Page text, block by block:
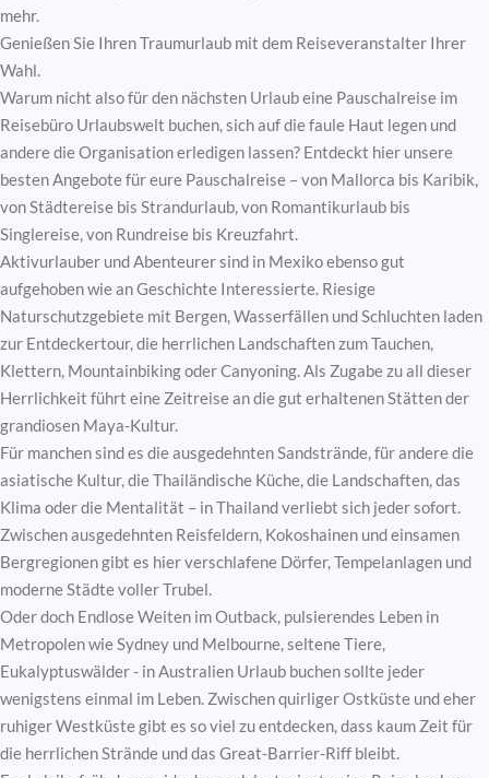
mehr.
Genießen Sie Ihren Traumurlaub mit dem Reiseveranstalter Ihrer
Wahl.
Warum nicht also für den nächsten Urlaub eine Pauschalreise im
Reisebüro Urlaubswelt buchen, sich auf die faule Haut legen und
andere die Organisation erledigen lassen? Entdeckt hier unsere
besten Angebote für eure Pauschalreise – von Mallorca bis Karibik,
von Städtereise bis Strandurlaub, von Romantikurlaub bis
Singlereise, von Rundreise bis Kreuzfahrt.
Aktivurlauber und Abenteurer sind in Mexiko ebenso gut
aufgehoben wie an Geschichte Interessierte. Riesige
Naturschutzgebiete mit Bergen, Wasserfällen und Schluchten laden
zur Entdeckertour, die herrlichen Landschaften zum Tauchen,
Klettern, Mountainbiking oder Canyoning. Als Zugabe zu all dieser
Herrlichkeit führt eine Zeitreise an die gut erhaltenen Stätten der
grandiosen Maya-Kultur.
Für manchen sind es die ausgedehnten Sandstrände, für andere die
asiatische Kultur, die Thailändische Küche, die Landschaften, das
Klima oder die Mentalität – in Thailand verliebt sich jeder sofort.
Zwischen ausgedehnten Reisfeldern, Kokoshainen und einsamen
Bergregionen gibt es hier verschlafene Dörfer, Tempelanlagen und
moderne Städte voller Trubel.
Oder doch Endlose Weiten im Outback, pulsierendes Leben in
Metropolen wie Sydney und Melbourne, seltene Tiere,
Eukalyptuswälder - in Australien Urlaub buchen sollte jeder
wenigstens einmal im Leben. Zwischen quirliger Ostküste und eher
ruhiger Westküste gibt es so viel zu entdecken, dass kaum Zeit für
die herrlichen Strände und das Great-Barrier-Riff bleibt.